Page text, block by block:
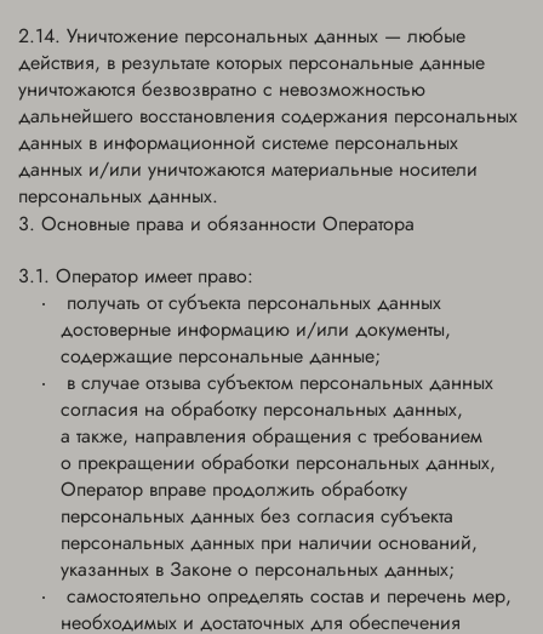
Уничтожение персональных данных — любые
действия, в результате которых персональные данные
уничтожаются безвозвратно с невозможностью
дальнейшего восстановления содержания персональных
данных в информационной системе персональных
данных и/или уничтожаются материальные носители
персональных данных.
Основные права и обязанности Оператора
Оператор имеет право:
получать от субъекта персональных данных
достоверные информацию и/или документы,
содержащие персональные данные;
в случае отзыва субъектом персональных данных
согласия на обработку персональных данных,
а также, направления обращения с требованием
о прекращении обработки персональных данных,
Оператор вправе продолжить обработку
персональных данных без согласия субъекта
персональных данных при наличии оснований,
указанных в Законе о персональных данных;
самостоятельно определять состав и перечень мер,
необходимых и достаточных для обеспечения